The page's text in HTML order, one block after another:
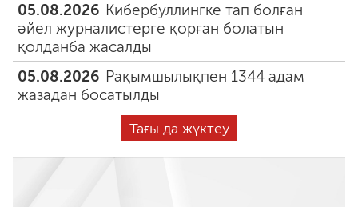
05.08.2026 Кибербуллингке тап болған
әйел журналистерге қорған болатын
қолданба жасалды
05.08.2026 Рақымшылықпен 1344 адам
жазадан босатылды
Тағы да жүктеу